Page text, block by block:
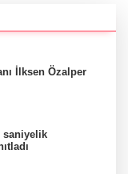
İlksen Özalper
saniyelik